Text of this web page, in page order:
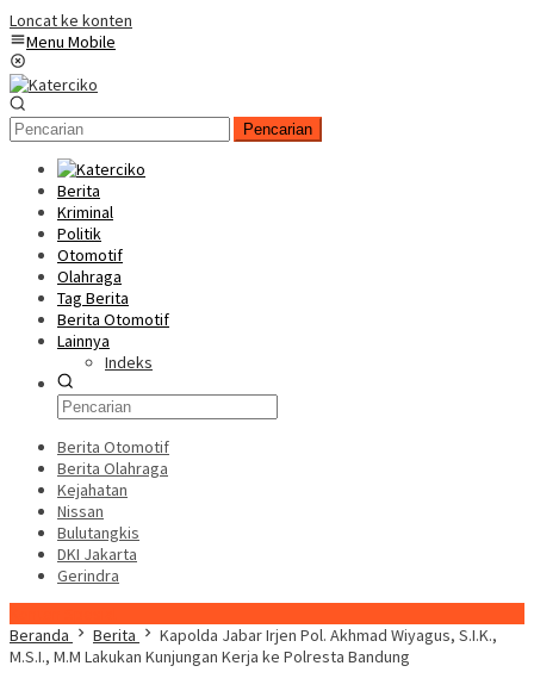
Loncat ke konten
Menu Mobile
Pencarian
Berita
Kriminal
Politik
Otomotif
Olahraga
Tag Berita
Berita Otomotif
Lainnya
Indeks
Berita Otomotif
Berita Olahraga
Kejahatan
Nissan
Bulutangkis
DKI Jakarta
Gerindra
Beranda
Berita
Kapolda Jabar Irjen Pol. Akhmad Wiyagus, S.I.K.,
M.S.I., M.M Lakukan Kunjungan Kerja ke Polresta Bandung